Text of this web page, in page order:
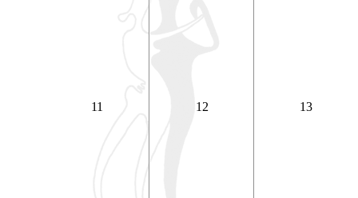
11 12 13